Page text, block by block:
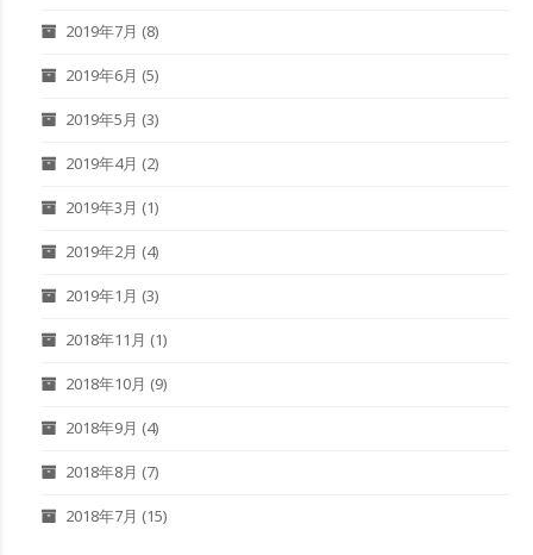
2019年7月 (8)
2019年6月 (5)
2019年5月 (3)
2019年4月 (2)
2019年3月 (1)
2019年2月 (4)
2019年1月 (3)
2018年11月 (1)
2018年10月 (9)
2018年9月 (4)
2018年8月 (7)
2018年7月 (15)